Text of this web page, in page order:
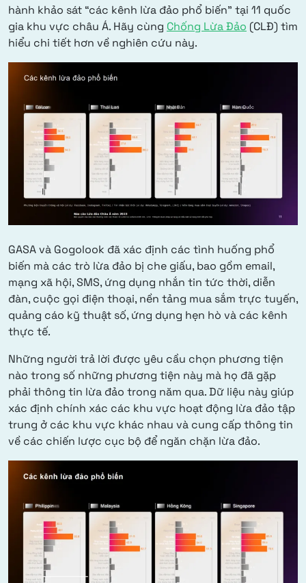
hành khảo sát “các kênh lừa đảo phổ biến” tại 11 quốc
gia khu vực châu Á. Hãy cùng Chống Lừa Đảo (CLĐ) tìm
hiểu chi tiết hơn về nghiên cứu này.
GASA và Gogolook đã xác định các tình huống phổ
biến mà các trò lừa đảo bị che giấu, bao gồm email,
mạng xã hội, SMS, ứng dụng nhắn tin tức thời, diễn
đàn, cuộc gọi điện thoại, nền tảng mua sắm trực tuyến,
quảng cáo kỹ thuật số, ứng dụng hẹn hò và các kênh
thực tế.
Những người trả lời được yêu cầu chọn phương tiện
nào trong số những phương tiện này mà họ đã gặp
phải thông tin lừa đảo trong năm qua. Dữ liệu này giúp
xác định chính xác các khu vực hoạt động lừa đảo tập
trung ở các khu vực khác nhau và cung cấp thông tin
về các chiến lược cục bộ để ngăn chặn lừa đảo.